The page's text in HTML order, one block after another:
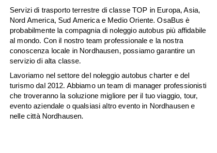
Servizi di trasporto terrestre di classe TOP in Europa, Asia,
Nord America, Sud America e Medio Oriente. OsaBus è
probabilmente la compagnia di noleggio autobus più affidabile
al mondo. Con il nostro team professionale e la nostra
conoscenza locale in Nordhausen, possiamo garantire un
servizio di alta classe.
Lavoriamo nel settore del noleggio autobus charter e del
turismo dal 2012. Abbiamo un team di manager professionisti
che troveranno la soluzione migliore per il tuo viaggio, tour,
evento aziendale o qualsiasi altro evento in Nordhausen e
nelle città Nordhausen.